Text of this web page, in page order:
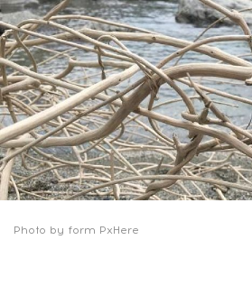
Photo by form PxHere